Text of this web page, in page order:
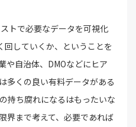
トで必要なデータを可視化
回していくか、ということを
や自治体、DMOなどにヒア
多くの良い有料データがある
持ち腐れになるはもったいな
界まで考えて、必要であれば